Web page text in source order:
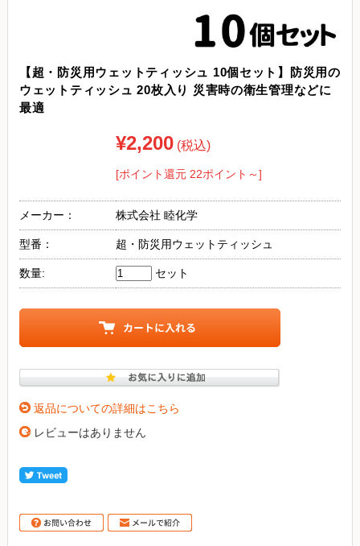
【超・防災用ウェットティッシュ 10個セット】防災用の
ウェットティッシュ 20枚入り 災害時の衛生管理などに
最適
¥2,200 (税込)
[ポイント還元 22ポイント～]
メーカー： 株式会社 睦化学
型番： 超・防災用ウェットティッシュ
数量: セット
返品についての詳細はこちら
レビューはありません